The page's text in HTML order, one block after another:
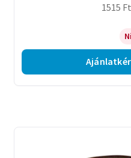
1515 Ft